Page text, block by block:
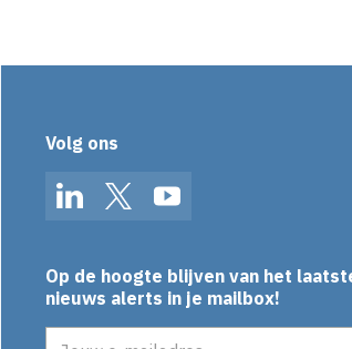
Volg ons
LinkedInTwitterYouTube
Op de hoogte blijven van het
nieuws alerts in je mailbox!